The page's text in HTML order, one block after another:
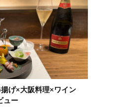
げ×大阪料理×ワイン
ュー